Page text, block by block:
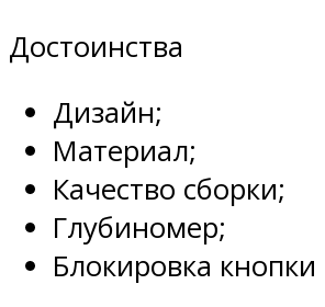
Достоинства
Дизайн;
Материал;
Качество сборки;
Глубиномер;
Блокировка